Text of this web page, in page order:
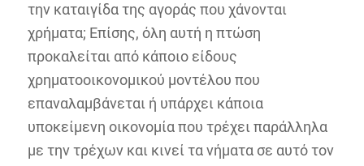
την καταιγίδα της αγοράς που χάνονται
χρήματα; Επίσης, όλη αυτή η πτώση
προκαλείται από κάποιο είδους
χρηματοοικονομικού μοντέλου που
επαναλαμβάνεται ή υπάρχει κάποια
υποκείμενη οικονομία που τρέχει παράλληλα
με την τρέχων και κινεί τα νήματα σε αυτό τον